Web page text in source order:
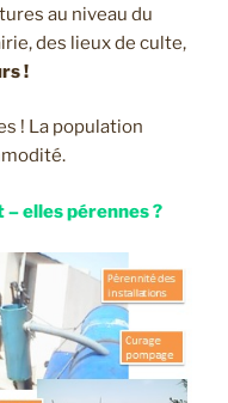
au niveau du
des lieux de culte,
!
! La population
elles pérennes ?